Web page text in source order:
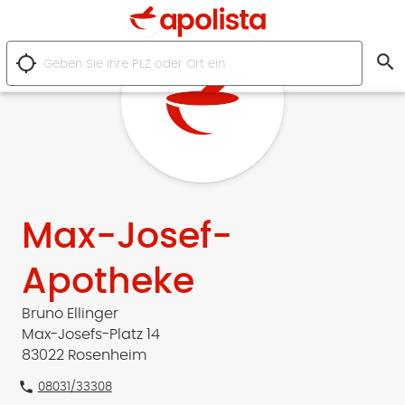
location_searching search
Max-Josef-
Apotheke
Bruno Ellinger
Max-Josefs-Platz 14
83022 Rosenheim
phone 08031/33308